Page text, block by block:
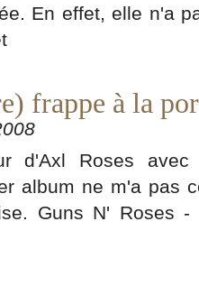
En effet, elle n'a
frappe à la
d'Axl Roses avec
album ne m'a pas
Guns N' Roses